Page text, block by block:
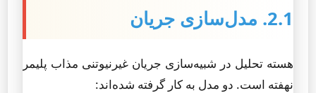
2.1. مدل‌سازی جریان
هسته تحلیل در شبیه‌سازی جریان غیرنیوتنی مذاب پلیمر
نهفته است. دو مدل به کار گرفته شده‌اند: